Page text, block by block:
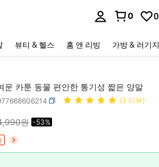
0 0
뷰티 & 헬스 홈 앤 리빙 가방 & 러기지
운 카툰 동물 편안한 통기성 짧은 양말
(1 리뷰)
AVAILABILITY
원 -53%